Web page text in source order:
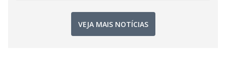
VEJA MAIS NOTÍCIAS